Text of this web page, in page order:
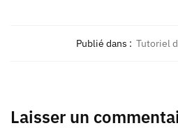
Publié dans : Tutoriel
Laisser un